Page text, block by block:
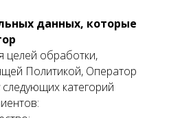
данных, которые
целей обработки,
Политикой, Оператор
категорий